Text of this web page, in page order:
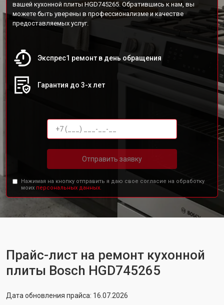
вашей кухонной плиты HGD745265. Обратившись к нам, вы
можете быть уверены в профессионализме и качестве
предоставляемых услуг.
Экспрес1 ремонт в день обращения
Гарантия до 3-х лет
Отправить заявку
Нажимая на кнопку отправить я даю свое согласие на обработку
моих персональных данных.
Прайс-лист на ремонт кухонной
плиты Bosch HGD745265
Дата обновления прайса: 16.07.2026